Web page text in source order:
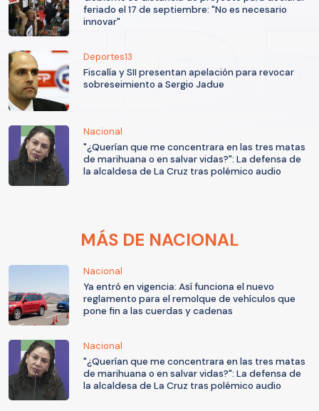
feriado el 17 de septiembre: "No es necesario
innovar"
Deportes13
Fiscalía y SII presentan apelación para revocar
sobreseimiento a Sergio Jadue
Nacional
"¿Querían que me concentrara en las tres matas
de marihuana o en salvar vidas?": La defensa de
la alcaldesa de La Cruz tras polémico audio
MÁS DE NACIONAL
Nacional
Ya entró en vigencia: Así funciona el nuevo
reglamento para el remolque de vehículos que
pone fin a las cuerdas y cadenas
Nacional
"¿Querían que me concentrara en las tres matas
de marihuana o en salvar vidas?": La defensa de
la alcaldesa de La Cruz tras polémico audio